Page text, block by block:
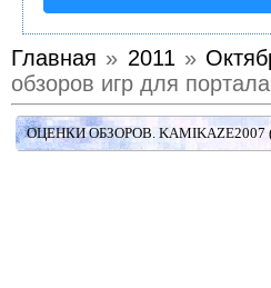
Главная » 2011 »
обзоров игр для
ОЦЕНКИ ОБЗОРОВ.